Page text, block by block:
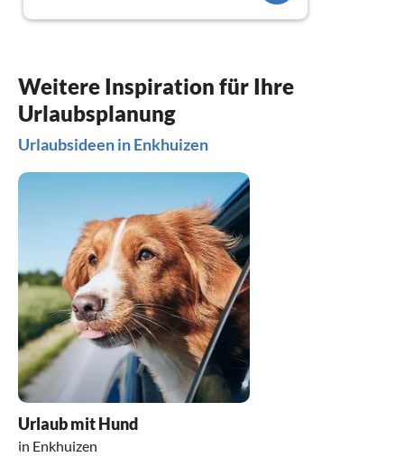
Weitere Inspiration für Ihre
Urlaubsplanung
Urlaubsideen in Enkhuizen
Urlaub mit Hund
in Enkhuizen